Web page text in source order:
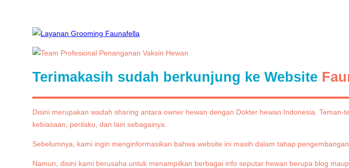
Terimakasih sudah berkunjung ke Website
Disini merupakan wadah sharing antara owner hewan dengan Dokter hewan Indonesia.
kebiasaan, perilaku, dan lain sebagainya.
Sebelumnya, kami ingin menginformasikan bahwa website ini masih dalam tahap
Namun, disini kami berusaha untuk menampilkan berbagai info seputar hewan berupa blog